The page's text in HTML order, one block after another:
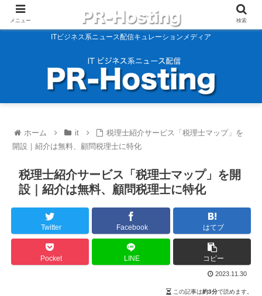
ITビジネス系ニュース配信キュレーションメディア
ホーム it
税理士紹介サービス「税理士マップ」を
開設｜紹介は無料、顧問税理士に特化
税理士紹介サービス「税理士マップ」を開
設｜紹介は無料、顧問税理士に特化
Twitter Facebook はてブ
Pocket LINE コピー
2023.11.30
この記事は約3分で読めます。
メニュー 検索